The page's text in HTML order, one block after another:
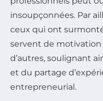
insoupçonnées. Par
ceux qui ont
servent de motivation
d’autres, soulignant
et du partage
entrepreneurial.